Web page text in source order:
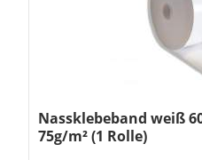
Nassklebeband weiß
75g/m² (1 Rolle)